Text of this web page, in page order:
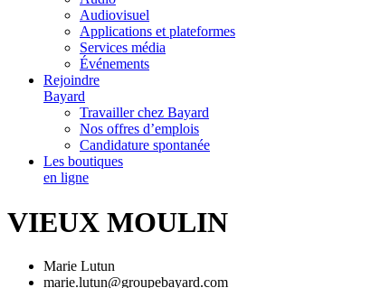
Audiovisuel
Applications et plateformes
Services média
Événements
Rejoindre
Bayard
Travailler chez Bayard
Nos offres d’emplois
Candidature spontanée
Les boutiques
en ligne
VIEUX MOULIN
Marie Lutun
marie.lutun@groupebayard.com